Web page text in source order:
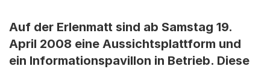
Auf der Erlenmatt sind ab Samstag 19.
April 2008 eine Aussichtsplattform und
ein Informationspavillon in Betrieb. Diese